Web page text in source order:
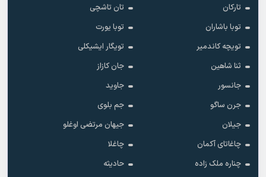
تارکان
تان تاشچی
توبا باشاران
توبا یورت
تویچه کاندمیر
تویگار ایشیکلی
ثنا شاهین
جان کازاز
جانسور
جاوید
جرن ساگو
جم بلوی
جیلان
جیهان مرتضی اوغلو
چاغاتای آکمان
چاغلا
چناره ملک زاده
حادیثه